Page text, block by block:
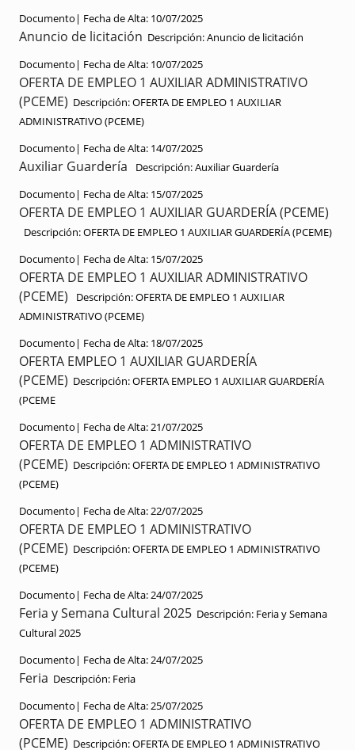
Documento| Fecha de Alta: 10/07/2025
Anuncio de licitación Descripción:Anuncio de licitación
Documento| Fecha de Alta: 10/07/2025
OFERTA DE EMPLEO 1 AUXILIAR ADMINISTRATIVO
(PCEME) Descripción:OFERTA DE EMPLEO 1 AUXILIAR
ADMINISTRATIVO (PCEME)
Documento| Fecha de Alta: 14/07/2025
Auxiliar Guardería Descripción:Auxiliar Guardería
Documento| Fecha de Alta: 15/07/2025
OFERTA DE EMPLEO 1 AUXILIAR GUARDERÍA (PCEME)
Descripción:OFERTA DE EMPLEO 1 AUXILIAR GUARDERÍA (PCEME)
Documento| Fecha de Alta: 15/07/2025
OFERTA DE EMPLEO 1 AUXILIAR ADMINISTRATIVO
(PCEME)
Descripción:OFERTA DE EMPLEO 1 AUXILIAR
ADMINISTRATIVO (PCEME)
Documento| Fecha de Alta: 18/07/2025
OFERTA EMPLEO 1 AUXILIAR GUARDERÍA
(PCEME) Descripción:OFERTA EMPLEO 1 AUXILIAR GUARDERÍA
(PCEME
Documento| Fecha de Alta:21/07/2025
OFERTA DE EMPLEO 1 ADMINISTRATIVO
(PCEME) Descripción:OFERTA DE EMPLEO 1 ADMINISTRATIVO
(PCEME)
Documento| Fecha de Alta:22/07/2025
OFERTA DE EMPLEO 1 ADMINISTRATIVO
(PCEME) Descripción:OFERTA DE EMPLEO 1 ADMINISTRATIVO
(PCEME)
Documento| Fecha de Alta:24/07/2025
Feria y Semana Cultural 2025 Descripción: Feria y Semana
Cultural 2025
Documento| Fecha de Alta:24/07/2025
Feria Descripción: Feria
Documento| Fecha de Alta:25/07/2025
OFERTA DE EMPLEO 1 ADMINISTRATIVO
(PCEME) Descripción:OFERTA DE EMPLEO 1 ADMINISTRATIVO